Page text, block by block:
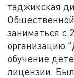
таджикская
заниматься с
организацию
обучение
лицензии.